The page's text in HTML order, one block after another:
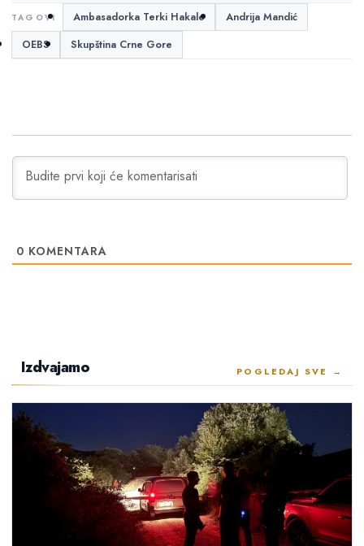
Ambasadorka Terki Hakale
Andrija Mandić
OEBS
Skupština Crne Gore
0 KOMENTARA
Izdvajamo POGLEDAJ SVE →